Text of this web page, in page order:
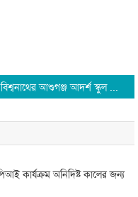
বিশ্বনাথের আশুগঞ্জ আদর্শ স্কুল এন্ড কলেজে রহস্যজনক চুরি
কার্যক্রম অনিদিষ্ট কালের জন্য